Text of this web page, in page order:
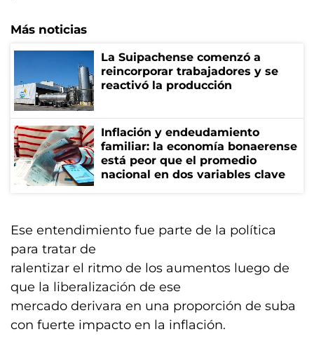
Más noticias
La Suipachense comenzó a
reincorporar trabajadores y se
reactivó la producción
Inflación y endeudamiento
familiar: la economía bonaerense
está peor que el promedio
nacional en dos variables clave
Ese entendimiento fue parte de la política
para tratar de
ralentizar el ritmo de los aumentos luego de
que la liberalización de ese
mercado derivara en una proporción de suba
con fuerte impacto en la inflación.